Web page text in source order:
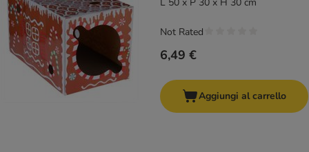
6,49 €
Not Rated
Aggiungi al carrello